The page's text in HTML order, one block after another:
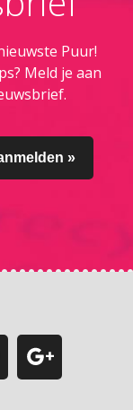
Puur!
Meld je aan